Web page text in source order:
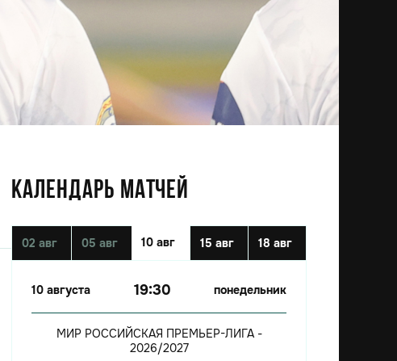
КАЛЕНДАРЬ МАТЧЕЙ
02 авг 05 авг 10 авг 15 авг 18 авг
10 августа 19:30 понедельник
МИР РОССИЙСКАЯ ПРЕМЬЕР-ЛИГА -
2026/2027